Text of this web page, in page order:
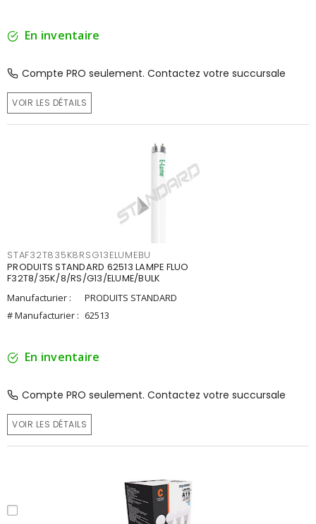
En inventaire
Compte PRO seulement. Contactez votre succursale
VOIR LES DÉTAILS
STAF32T835K8RSG13ELUMEBU
PRODUITS STANDARD 62513 LAMPE FLUO
F32T8/35K/8/RS/G13/ELUME/BULK
Manufacturier :
PRODUITS STANDARD
# Manufacturier : 62513
En inventaire
Compte PRO seulement. Contactez votre succursale
VOIR LES DÉTAILS